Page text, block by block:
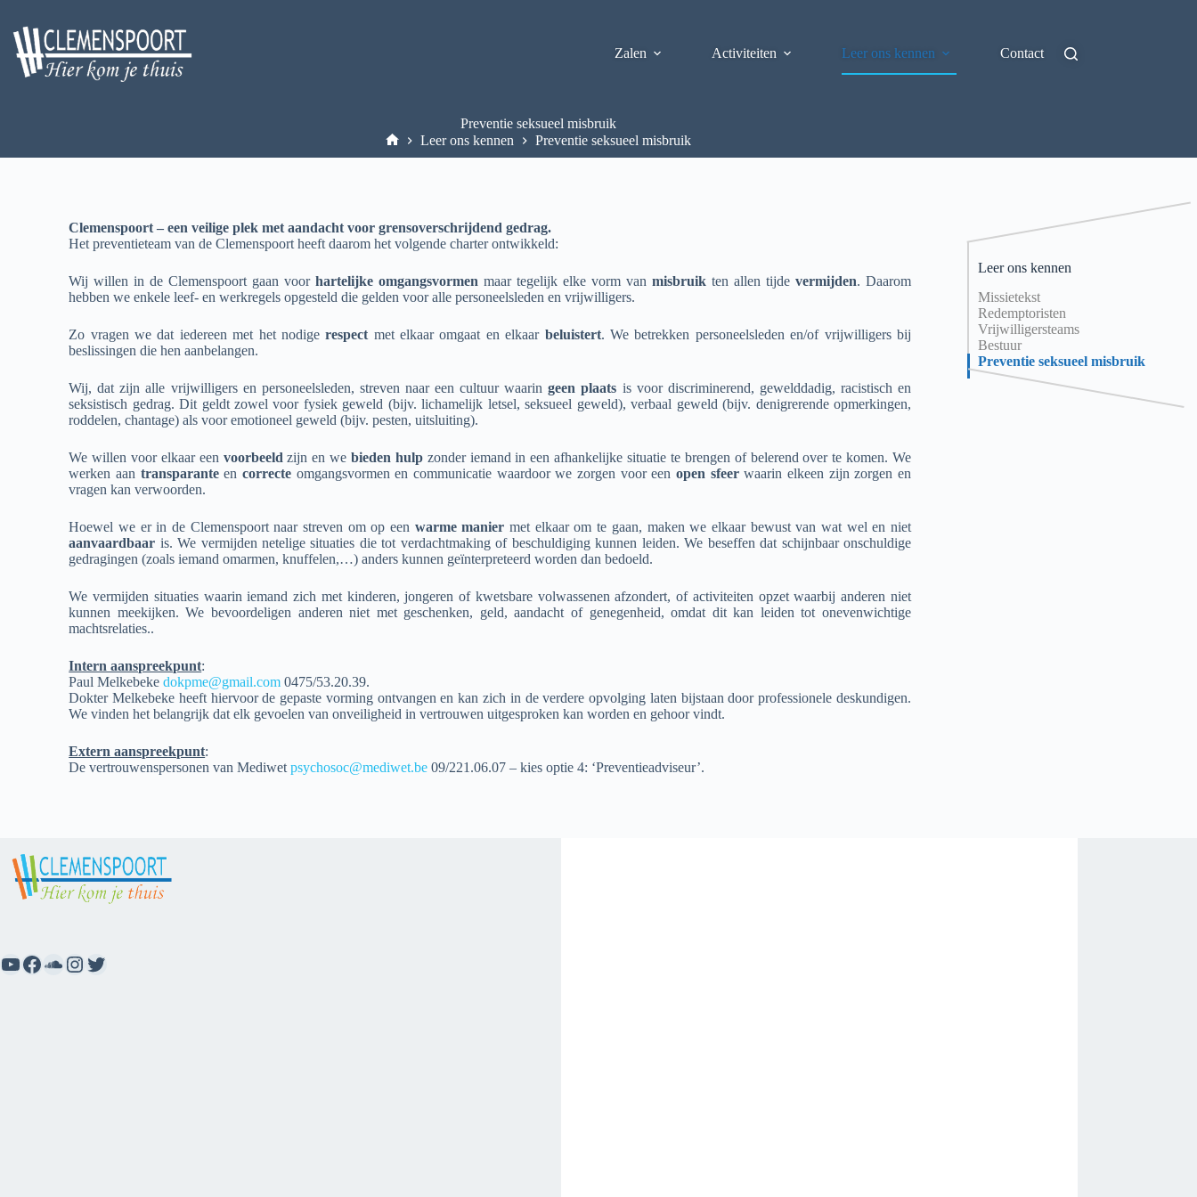
Zalen Activiteiten Leer ons kennen Contact
Preventie seksueel misbruik
Leer ons kennen
Preventie seksueel misbruik
Clemenspoort – een veilige plek met aandacht voor grensoverschrijdend gedrag.
Het preventieteam van de Clemenspoort heeft daarom het volgende charter ontwikkeld:
Wij willen in de Clemenspoort gaan voorhartelijke omgangsvormen maar tegelijk elke vorm vanmisbruik ten allen tijdevermijden. Daarom
hebben we enkele leef- en werkregels opgesteld die gelden voor alle personeelsleden en vrijwilligers.
Zo vragen we dat iedereen met het nodigerespect met elkaar omgaat en elkaar beluistert. We betrekken personeelsleden en/of vrijwilligers bij
beslissingen die hen aanbelangen.
Wij, dat zijn alle vrijwilligers en personeelsleden, streven naar een cultuur waaringeen plaats is voor discriminerend, gewelddadig, racistisch en
seksistisch gedrag. Dit geldt zowel voor fysiek geweld (bijv. lichamelijk letsel, seksueel geweld), verbaal geweld (bijv. denigrerende opmerkingen,
roddelen, chantage) als voor emotioneel geweld (bijv. pesten, uitsluiting).
We willen voor elkaar een voorbeeld zijn en webieden hulpzonder iemand in een afhankelijke situatie te brengen of belerend over te komen. We
werken aan transparanteen correcteomgangsvormen en communicatie waardoor we zorgen voor een open sfeerwaarin elkeen zijn zorgen en
vragen kan verwoorden.
Hoewel we er in de Clemenspoort naar streven om op een warme manier met elkaar om te gaan, maken we elkaar bewust van wat wel en niet
aanvaardbaar is. We vermijden netelige situaties die tot verdachtmaking of beschuldiging kunnen leiden. We beseffen dat schijnbaar onschuldige
gedragingen (zoals iemand omarmen, knuffelen,…) anders kunnen geïnterpreteerd worden dan bedoeld.
We vermijden situaties waarin iemand zich met kinderen, jongeren of kwetsbare volwassenen afzondert, of activiteiten opzet waarbij anderen niet
kunnen meekijken. We bevoordeligen anderen niet met geschenken, geld, aandacht of genegenheid, omdat dit kan leiden tot onevenwichtige
machtsrelaties..
Intern aanspreekpunt:
Paul Melkebekedokpme@gmail.com 0475/53.20.39.
Dokter Melkebeke heeft hiervoor de gepaste vorming ontvangen en kan zich in de verdere opvolging laten bijstaan door professionele deskundigen.
We vinden het belangrijk dat elk gevoelen van onveiligheid in vertrouwen uitgesproken kan worden en gehoor vindt.
Extern aanspreekpunt:
De vertrouwenspersonen van Mediwetpsychosoc@mediwet.be 09/221.06.07 – kies optie 4: ‘Preventieadviseur’.
Leer ons kennen
Missietekst
Redemptoristen
Vrijwilligersteams
Bestuur
Preventie seksueel misbruik